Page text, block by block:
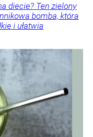
diecie? Ten zielony
bomba, która
i ułatwia